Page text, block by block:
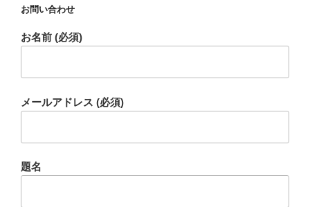
お問い合わせ
お名前 (必須)
メールアドレス (必須)
題名